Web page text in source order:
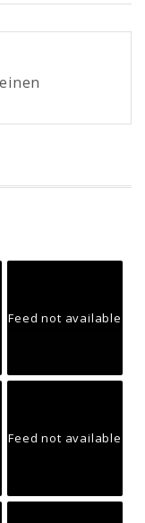
Feed not available
Feed not available